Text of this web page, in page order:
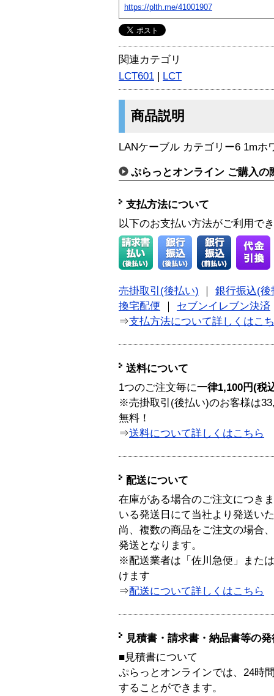
https://plth.me/41001907
関連カテゴリ
LCT601 | LCT
商品説明
LANケーブル カテゴリー6 1mホ
ぷらっとオンライン ご購入の
支払方法について
以下のお支払い方法がご利用で
売掛取引(後払い)
銀行振込(後
換宅配便
セブンイレブン決済
⇒支払方法について詳しくはこ
送料について
1つのご注文毎に一律1,100円(税
※売掛取引(後払い)のお客様は
無料！
⇒送料について詳しくはこちら
配送について
在庫がある場合のご注文につき
いる発送日にて当社より発送い
尚、複数の商品をご注文の場合
発送となります。
※配送業者は「佐川急便」また
けます
⇒配送について詳しくはこちら
見積書・請求書・納品書等の
■見積書について
ぷらっとオンラインでは、24時
することができます。